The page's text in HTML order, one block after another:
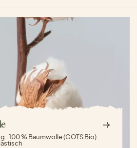
100 % Baumwolle (GOTS Bio)